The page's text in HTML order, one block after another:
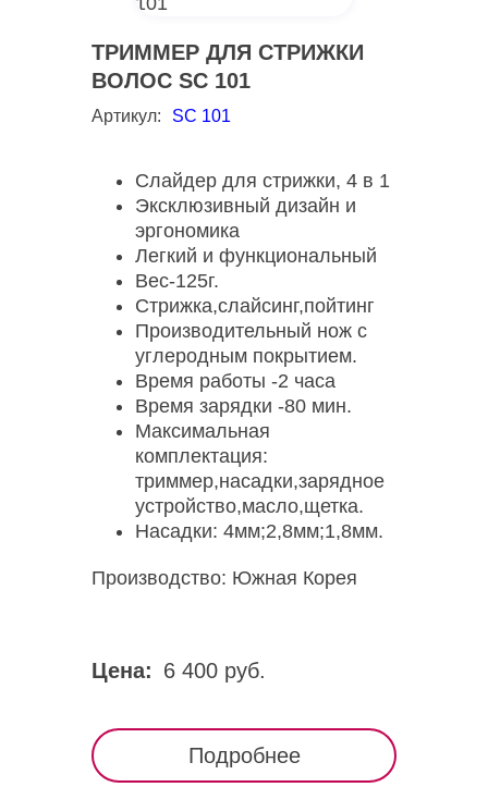
ТРИММЕР ДЛЯ СТРИЖКИ
ВОЛОС SC 101
Артикул: SC 101
Слайдер для стрижки, 4 в 1
Эксклюзивный дизайн и
эргономика
Легкий и функциональный
Вес-125г.
Стрижка,слайсинг,пойтинг
Производительный нож с
углеродным покрытием.
Время работы -2 часа
Время зарядки -80 мин.
Максимальная
комплектация:
триммер,насадки,зарядное
устройство,масло,щетка.
Насадки: 4мм;2,8мм;1,8мм.
Производство: Южная Корея
Цена: 6 400 руб.
Подробнее